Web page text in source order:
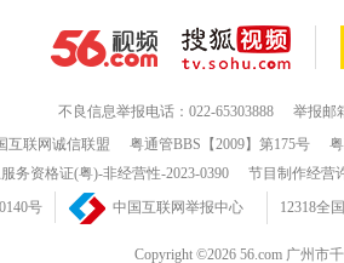
不良信息举报电话：022-65303888
举报邮
互联网诚信联盟 粤通管BBS【2009】第175号
务资格证(粤)-非经营性-2023-0390
节目制作经营
号
中国互联网举报中心 12318全
Copyright ©2026 56.com 广州市